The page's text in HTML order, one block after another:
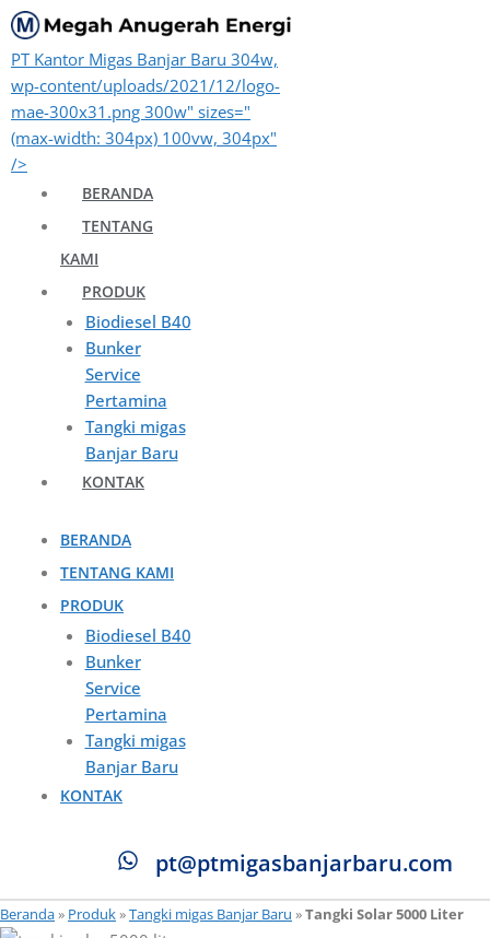
Langsung
ke
isiPT Kantor Migas Banjar Baru 304w,
wp-content/uploads/2021/12/logo-
mae-300x31.png 300w" sizes="
(max-width: 304px) 100vw, 304px"
/>
BERANDA
TENTANG
KAMI
PRODUK
Biodiesel B40
Bunker
Service
Pertamina
Tangki migas
Banjar Baru
KONTAK
BERANDA
TENTANG KAMI
PRODUK
Biodiesel B40
Bunker
Service
Pertamina
Tangki migas
Banjar Baru
KONTAK
pt@ptmigasbanjarbaru.com
Beranda» Produk»Tangki migas Banjar Baru »Tangki Solar 5000 Liter